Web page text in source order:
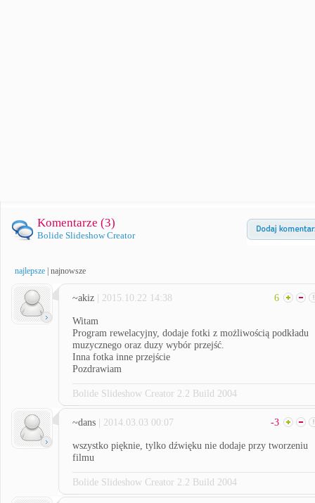
Komentarze (3)
Bolide Slideshow Creator
najlepsze najnowsze
~akiz | 2015.10.22 14:38 6
Witam
Program rewelacyjny, dodaje fotki z możliwością podkładu
muzycznego oraz duzy wybór przejść.
Inna fotka inne przejście
Pozdrawiam
Bolide Slideshow Creator 2.2 Build 2004
~dans | 2014.03.03 00:07 -3
wszystko pięknie, tylko dźwięku nie dodaje przy tworzeniu
filmu
Bolide Slideshow Creator 2.2 Build 2004